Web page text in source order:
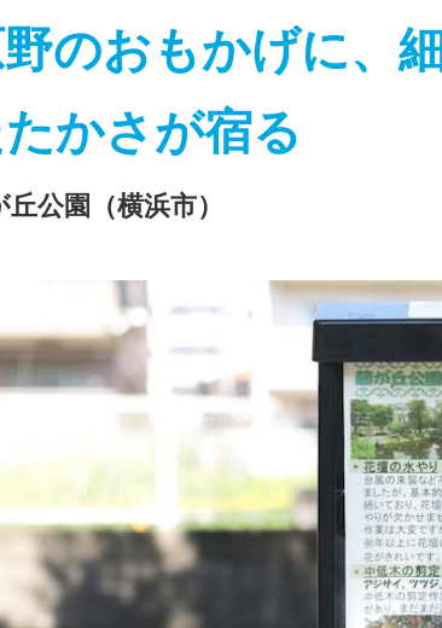
のおもかげに、
かさが宿る
丘公園（横浜市）